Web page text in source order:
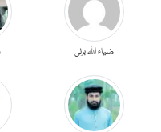
ضیاء اللہ برنی